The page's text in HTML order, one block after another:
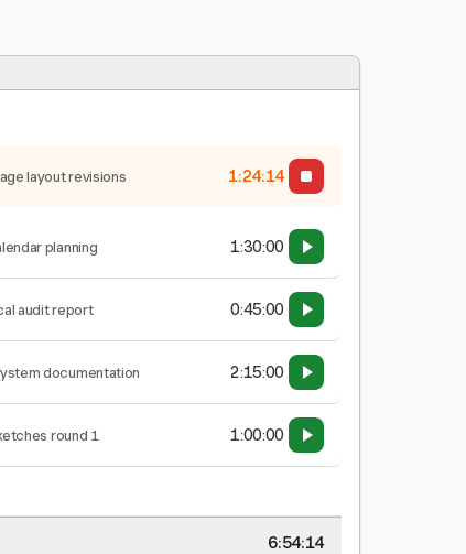
layout revisions 1:24:15
planning 1:30:00
audit report 0:45:00
documentation 2:15:00
round 1 1:00:00
6:54:15